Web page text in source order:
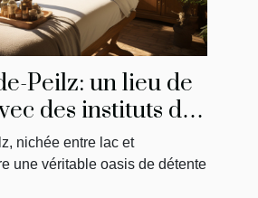
Peilz: un lieu de
des instituts de
nichée entre lac et
une véritable oasis de détente